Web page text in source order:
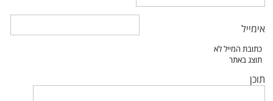
אימייל
תוכן